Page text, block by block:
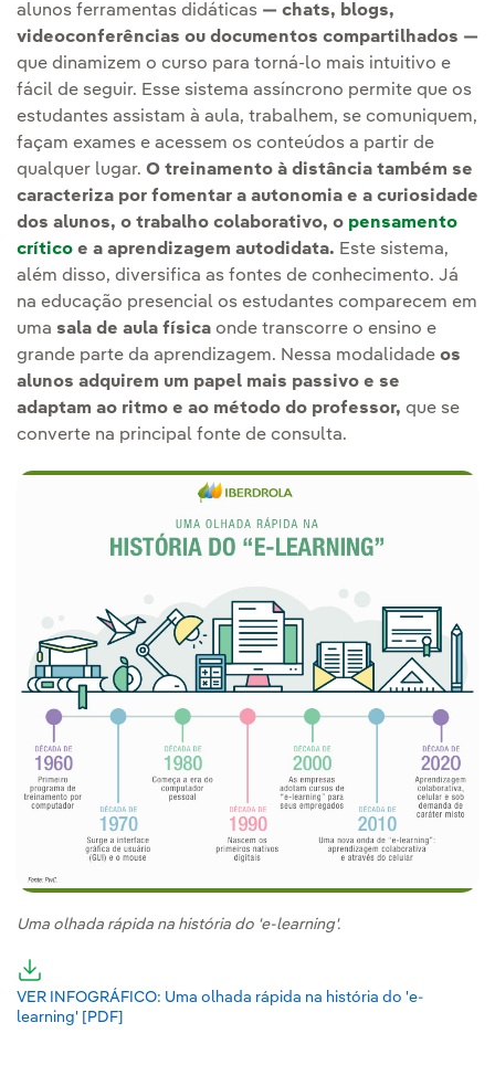
alunos ferramentas didáticas — chats, blogs,
videoconferências ou documentos compartilhados —
que dinamizem o curso para torná-lo mais intuitivo e
fácil de seguir. Esse sistema assíncrono permite que os
estudantes assistam à aula, trabalhem, se comuniquem,
façam exames e acessem os conteúdos a partir de
qualquer lugar. O treinamento à distância também se
caracteriza por fomentar a autonomia e a curiosidade
dos alunos, o trabalho colaborativo, o pensamento
crítico e a aprendizagem autodidata. Este sistema,
além disso, diversifica as fontes de conhecimento. Já
na educação presencial os estudantes comparecem em
uma sala de aula física onde transcorre o ensino e
grande parte da aprendizagem. Nessa modalidade os
alunos adquirem um papel mais passivo e se
adaptam ao ritmo e ao método do professor, que se
converte na principal fonte de consulta.
Uma olhada rápida na história do 'e-learning'.
Link externo, abra em uma nova aba.
VER INFOGRÁFICO: Uma olhada rápida na história do 'e-
learning' [PDF]